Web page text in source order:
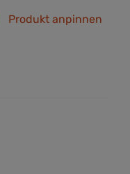
Produkt anpinnen